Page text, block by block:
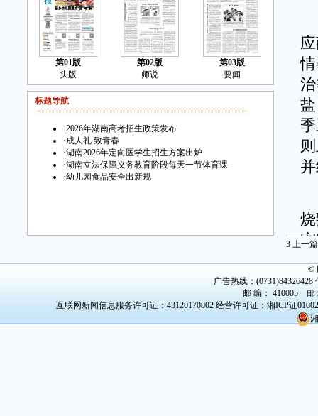
第01版
头版
第02版
师说
第03版
要闻
标题导航
·2026年湖南高考招生政策发布
·成人礼 致青春
·湖南2026年定向医学生招生方案出炉
·湖南立法保障义务教育阶段每天一节体育课
·幼儿园食品安全出新规
3 上一篇
©
广告热线：(0731)84326428
邮 编： 410005 邮
互联网新闻信息服务许可证：43120170002 经营许可证：湘ICP证